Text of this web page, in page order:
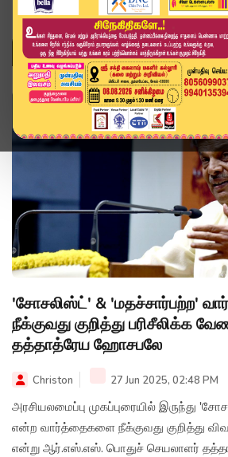
'சோசலிஸ்ட்' & 'மதச்சார்பற்ற'
நீக்குவது குறித்து பரிசீலிக்க
தத்தாத்ரேய ஹோசபலே
Christon 27 Jun 2025, 02:48 PM
அரசியலமைப்பு முகப்புரையில் இருந்து
என்ற வார்த்தைகளை நீக்குவது குறித்து
என்று ஆர்.எஸ்.எஸ். பொதுச் செயலாளர்